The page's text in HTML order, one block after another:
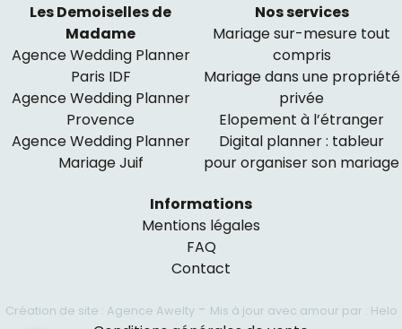
Les Demoiselles de
Madame
Agence Wedding Planner
Paris IDF
Agence Wedding Planner
Provence
Agence Wedding Planner
Mariage Juif
Nos services
Mariage sur-mesure tout
compris
Mariage dans une propriété
privée
Elopement à l’étranger
Digital planner : tableur
pour organiser son mariage
Informations
Mentions légales
FAQ
Contact
Création de site : Agence Awelty- Mis à jour avec amour par : Helo